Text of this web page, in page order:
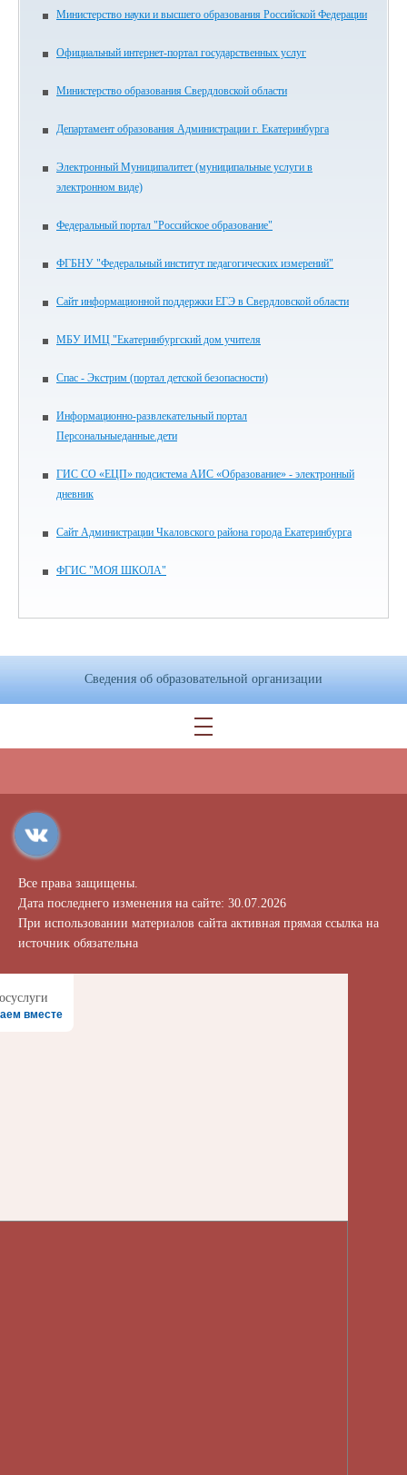
Министерство науки и высшего образования Российской Федерации
Официальный интернет-портал государственных услуг
Министерство образования Свердловской области
Департамент образования Администрации г. Екатеринбурга
Электронный Муниципалитет (муниципальные услуги в
электронном виде)
Федеральный портал "Российское образование"
ФГБНУ "Федеральный институт педагогических измерений"
Сайт информационной поддержки ЕГЭ в Свердловской области
МБУ ИМЦ "Екатеринбургский дом учителя
Спас - Экстрим (портал детской безопасности)
Информационно-развлекательный портал
Персональныеданные.дети
ГИС СО «ЕЦП» подсистема АИС «Образование» - электронный
дневник
Сайт Администрации Чкаловского района города Екатеринбурга
ФГИС "МОЯ ШКОЛА"
Сведения об образовательной организации
Все права защищены.
Дата последнего изменения на сайте: 30.07.2026
При использовании материалов сайта активная прямая ссылка на
источник обязательна
вместе